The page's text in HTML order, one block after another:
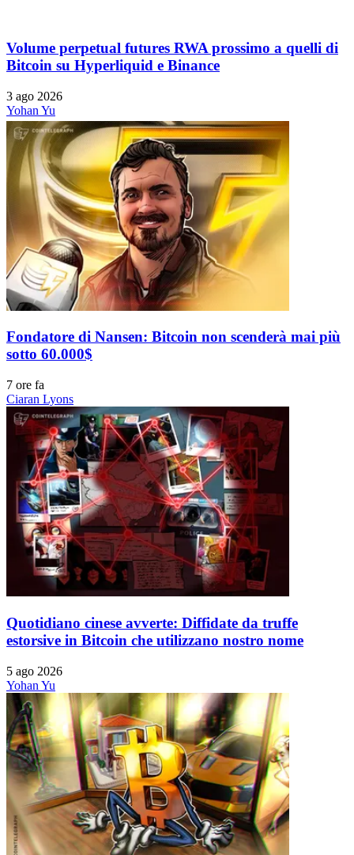
Volume perpetual futures RWA prossimo a quelli di
Bitcoin su Hyperliquid e Binance
3 ago 2026
Yohan Yu
Fondatore di Nansen: Bitcoin non scenderà mai più
sotto 60.000$
7 ore fa
Ciaran Lyons
Quotidiano cinese avverte: Diffidate da truffe
estorsive in Bitcoin che utilizzano nostro nome
5 ago 2026
Yohan Yu